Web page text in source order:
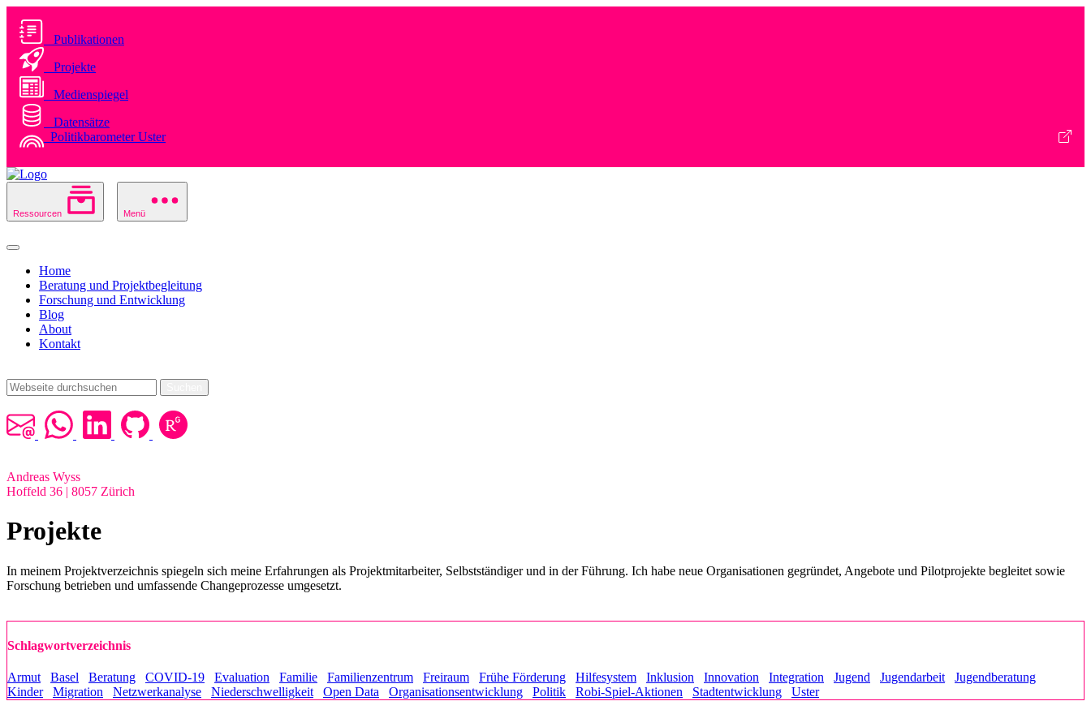
Publikationen
Projekte
Medienspiegel
Datensätze
Politikbarometer Uster
Ressourcen Menü
Home
Beratung und Projektbegleitung
Forschung und Entwicklung
Blog
About
Kontakt
Andreas Wyss
Hoffeld 36 | 8057 Zürich
Projekte
In meinem Projektverzeichnis spiegeln sich meine Erfahrungen als Projektmitarbeiter, Selbstständiger und in der Führung. Ich habe neue Organisationen gegründet, Angebote und Pilotprojekte begleitet sowie
Forschung betrieben und umfassende Changeprozesse umgesetzt.
Schlagwortverzeichnis
Armut Basel Beratung COVID-19 Evaluation Familie Familienzentrum Freiraum Frühe Förderung Hilfesystem Inklusion Innovation Integration Jugend Jugendarbeit
Jugendberatung
Kinder
Migration Netzwerkanalyse Niederschwelligkeit Open Data Organisationsentwicklung Politik Robi-Spiel-Aktionen Stadtentwicklung Uster